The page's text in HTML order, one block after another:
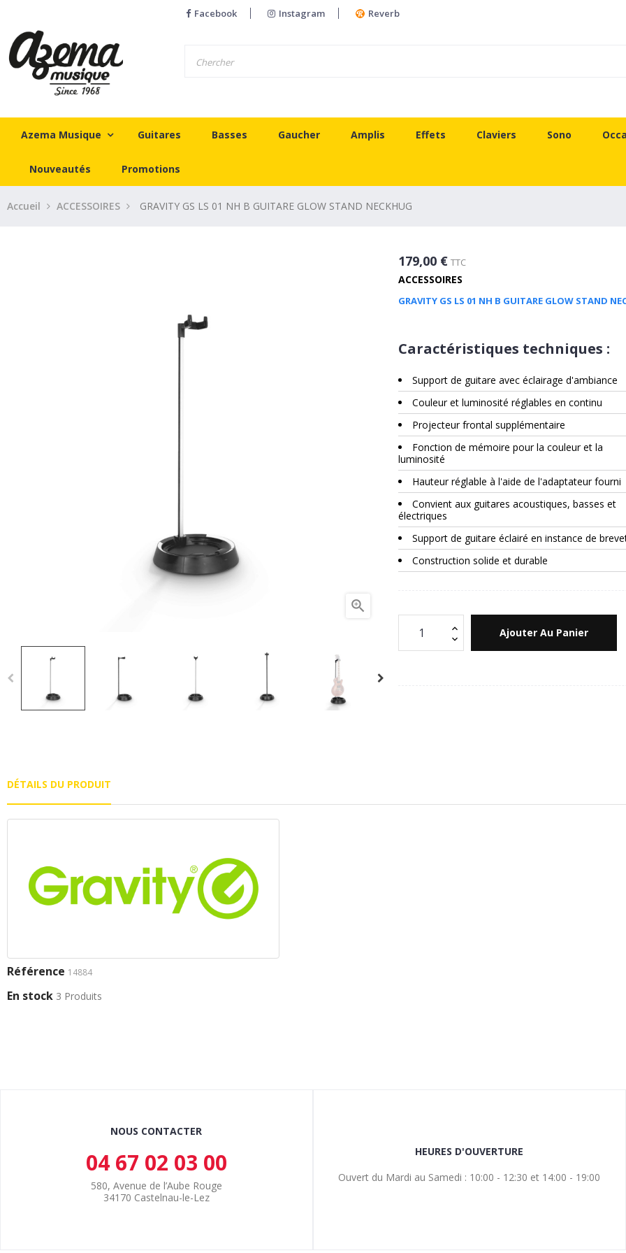
Facebook Instagram Reverb
Azema Musique Guitares Basses Gaucher Amplis Effets Claviers Sono
Nouveautés Promotions
Accueil ACCESSOIRES GRAVITY GS LS 01 NH B GUITARE GLOW STAND NECKHUG

179,00 € TTC
ACCESSOIRES
GRAVITY GS LS 01 NH B GUITARE GLOW STAND
Caractéristiques techniques :
Support de guitare avec éclairage d'ambiance
Couleur et luminosité réglables en continu
Projecteur frontal supplémentaire
Fonction de mémoire pour la couleur et la
luminosité
Hauteur réglable à l'aide de l'adaptateur fourni
Convient aux guitares acoustiques, basses et
électriques
Support de guitare éclairé en instance de
Construction solide et durable
Ajouter Au Panier
DÉTAILS DU PRODUIT
Référence 14884
En stock 3 Produits
NOUS CONTACTER
04 67 02 03 00
580, Avenue de l’Aube Rouge
34170 Castelnau-le-Lez
HEURES D'OUVERTURE
Ouvert du Mardi au Samedi : 10:00 - 12:30 et 14:00 - 19:00